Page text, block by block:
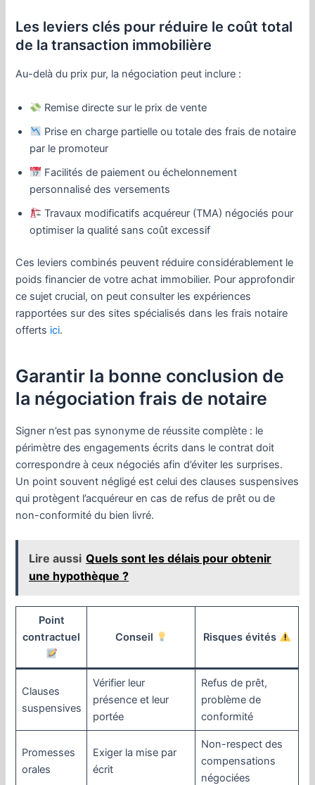
Les leviers clés pour réduire le coût total
de la transaction immobilière
Au-delà du prix pur, la négociation peut inclure :
Remise directe sur le prix de vente
Prise en charge partielle ou totale des frais de notaire
par le promoteur
Facilités de paiement ou échelonnement
personnalisé des versements
Travaux modificatifs acquéreur (TMA) négociés pour
optimiser la qualité sans coût excessif
Ces leviers combinés peuvent réduire considérablement le
poids financier de votre achat immobilier. Pour approfondir
ce sujet crucial, on peut consulter les expériences
rapportées sur des sites spécialisés dans les frais notaire
offerts ici.
Garantir la bonne conclusion de
la négociation frais de notaire
Signer n’est pas synonyme de réussite complète : le
périmètre des engagements écrits dans le contrat doit
correspondre à ceux négociés afin d’éviter les surprises.
Un point souvent négligé est celui des clauses suspensives
qui protègent l’acquéreur en cas de refus de prêt ou de
non-conformité du bien livré.
Lire aussi Quels sont les délais pour obtenir
une hypothèque ?
Point
contractuel
Conseil Risques évités
Clauses
suspensives
Vérifier leur
présence et leur
portée
Refus de prêt,
problème de
conformité
Promesses
orales
Exiger la mise par
écrit
Non-respect des
compensations
négociées